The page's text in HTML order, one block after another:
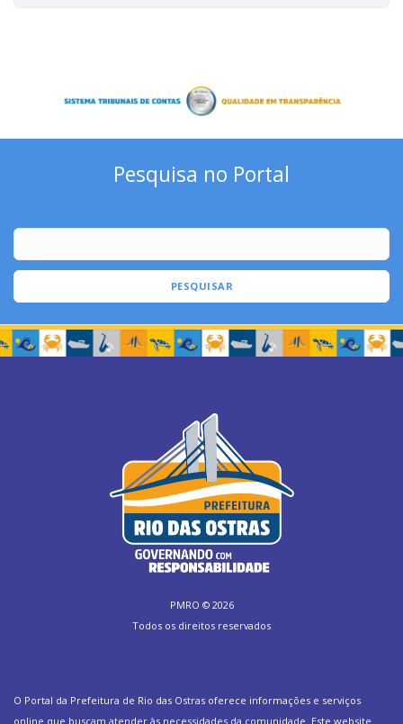
Pesquisa no Portal
PESQUISAR
PMRO © 2026
Todos os direitos reservados
O Portal da Prefeitura de Rio das Ostras oferece informações e serviços
online que buscam atender às necessidades da comunidade. Este website